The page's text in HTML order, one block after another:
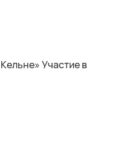
Участие в